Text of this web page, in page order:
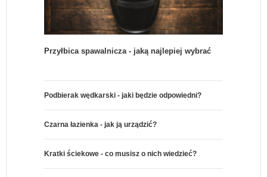
Przyłbica spawalnicza - jaką najlepiej wybrać
Podbierak wędkarski - jaki będzie odpowiedni?
Czarna łazienka - jak ją urządzić?
Kratki ściekowe - co musisz o nich wiedzieć?